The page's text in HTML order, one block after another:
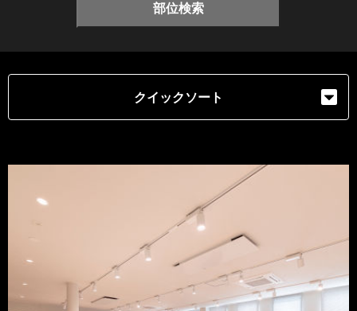
部位検索
クイックソート